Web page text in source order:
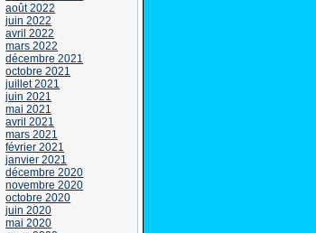
août 2022
juin 2022
avril 2022
mars 2022
décembre 2021
octobre 2021
juillet 2021
juin 2021
mai 2021
avril 2021
mars 2021
février 2021
janvier 2021
décembre 2020
novembre 2020
octobre 2020
juin 2020
mai 2020